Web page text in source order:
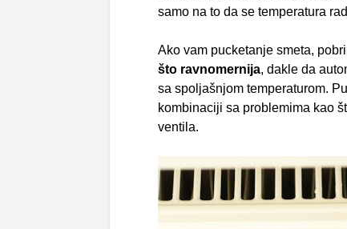
samo na to da se temperatura
Ako vam pucketanje smeta,
što ravnomernija, dakle da
sa spoljašnjom temperaturom.
kombinaciji sa problemima kao
ventila.